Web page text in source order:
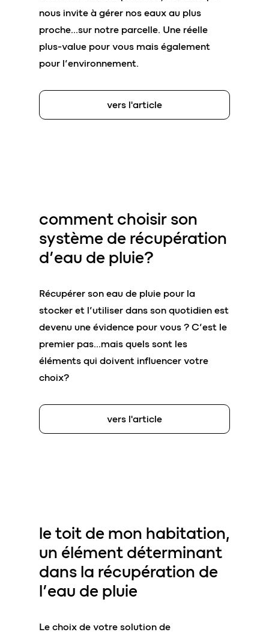
nous invite à gérer nos eaux au plus
proche…sur notre parcelle. Une réelle
plus-value pour vous mais également
pour l’environnement.
vers l'article
comment choisir son
système de récupération
d’eau de pluie?
Récupérer son eau de pluie pour la
stocker et l’utiliser dans son quotidien est
devenu une évidence pour vous ? C’est le
premier pas…mais quels sont les
éléments qui doivent influencer votre
choix?
vers l'article
le toit de mon habitation,
un élément déterminant
dans la récupération de
l’eau de pluie
Le choix de votre solution de